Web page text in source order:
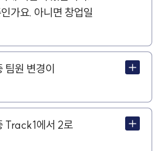
가요. 아니면 창업일
팀원 변경이
Track1에서 2로